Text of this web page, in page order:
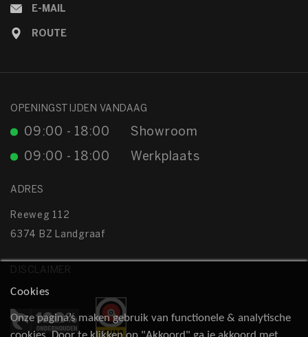
E-MAIL
ROUTE
OPENINGSTIJDEN VANDAAG
Showroom
09:00 - 18:00
Werkplaats
09:00 - 18:00
ADRES
Reeweg 112
6374 BZ Landgraaf
DISCLAIMER
Cookies
Onze pagina’s maken gebruik van functionele & analytische